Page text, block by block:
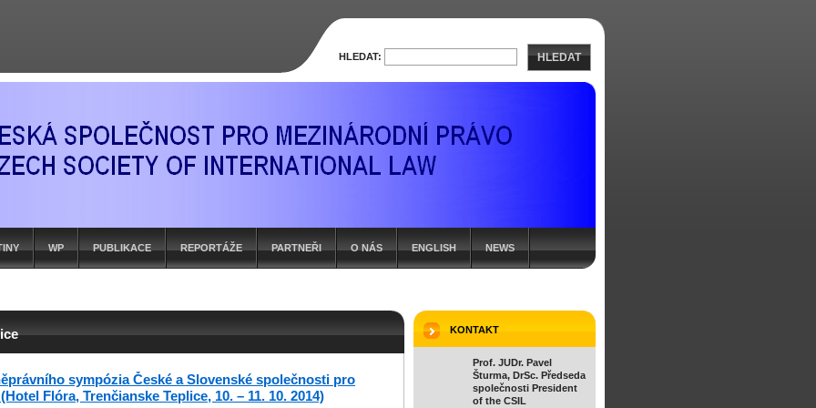
WP PUBLIKACE REPORTÁŽE PARTNEŘI O NÁS ENGLISH NEWS
sympózia České a Slovenské společnosti pro
Flóra, Trenčianske Teplice, 10. – 11. 10. 2014)
KONTAKT
Prof. JUDr. Pavel
Šturma, DrSc. Předseda
společnosti President
of the CSIL
HLEDAT: HLEDAT